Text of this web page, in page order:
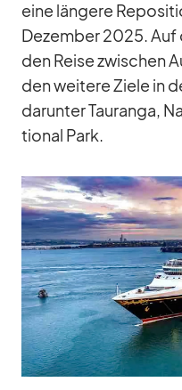
eine län­gere
De­zem­ber 2025.
den Reise zwi­schen
den wei­tere Ziele in
dar­un­ter Tau­ranga,
tio­nal Park.